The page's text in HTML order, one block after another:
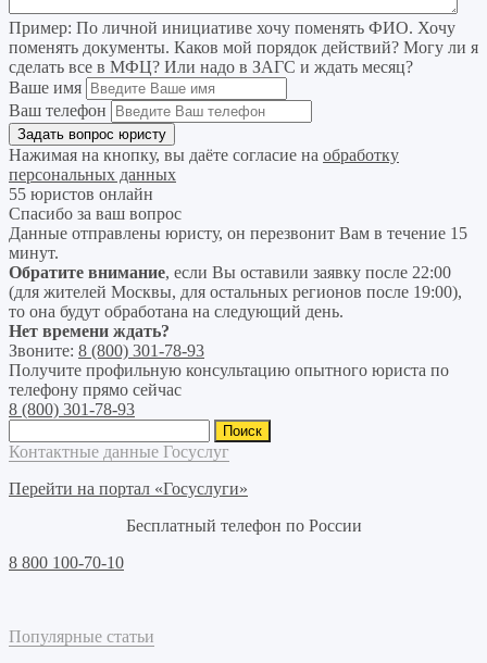
Пример: По личной инициативе хочу поменять ФИО. Хочу
поменять документы. Каков мой порядок действий? Могу ли я
сделать все в МФЦ? Или надо в ЗАГС и ждать месяц?
Ваше имя
Ваш телефон
Нажимая на кнопку, вы даёте согласие на обработку
персональных данных
55 юристов онлайн
Спасибо за ваш вопрос
Данные отправлены юристу, он перезвонит Вам в течение 15
минут.
Обратите внимание, если Вы оставили заявку после 22:00
(для жителей Москвы, для остальных регионов после 19:00),
то она будут обработана на следующий день.
Нет времени ждать?
Звоните: 8 (800) 301-78-93
Получите профильную консультацию опытного юриста по
телефону прямо сейчас
8 (800) 301-78-93
Контактные данные Госуслуг
Перейти на портал «Госуслуги»
Бесплатный телефон по России
8 800 100-70-10
Популярные статьи